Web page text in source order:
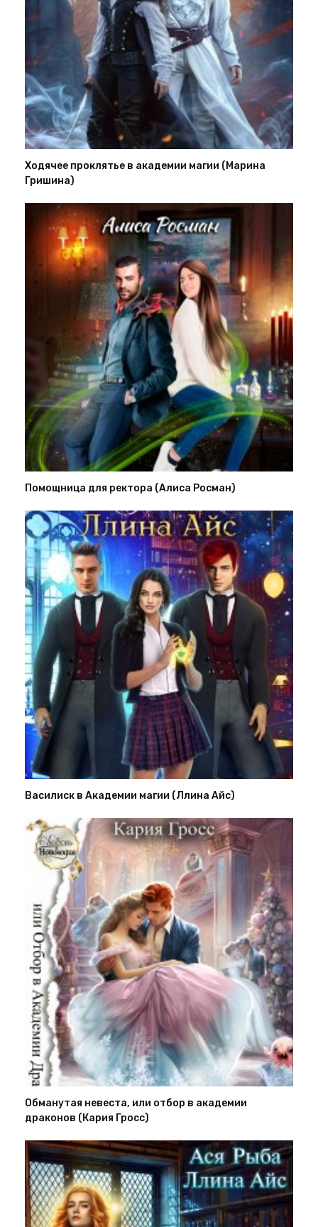
Ходячее проклятье в академии магии (Марина
Гришина)
Помощница для ректора (Алиса Росман)
Василиск в Академии магии (Ллина Айс)
Обманутая невеста, или отбор в академии
драконов (Кария Гросс)